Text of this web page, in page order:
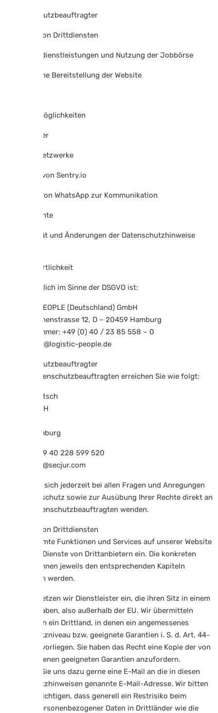
2 Datenschutzbeauftragter
3 Einsatz von Drittdiensten
4 Personaldienstleistungen und Nutzung der Jobbörse
5 Technische Bereitstellung der Website
7 Kontaktmöglichkeiten
8 Newsletter
9 Soziale Netzwerke
10 Einsatz von Sentry.io
11 Einsatz von WhatsApp zur Kommunikation
12 Ihre Rechte
13 Aktualität und Änderungen der Datenschutzhinweise
1 Verantwortlichkeit
Verantwortlich im Sinne der DSGVO ist:
LOGISTIC PEOPLE (Deutschland) GmbH
Erste Brunnenstrasse 12, D – 20459 Hamburg
Telefonnummer: +49 (0) 40 / 23 85 558 – 0
E-Mail: info@logistic-people.de
2 Datenschutzbeauftragter
Unsere Datenschutzbeauftragten erreichen Sie wie folgt:
Niklas Hanitsch
secjur GmbH
20459 Hamburg
Telefon: +49 40 228 599 520
E-Mail: dsb@secjur.com
Sie können sich jederzeit bei allen Fragen und Anregungen
zum Datenschutz sowie zur Ausübung Ihrer Rechte direkt an
unsere Datenschutzbeauftragten wenden.
3 Einsatz von Drittdiensten
Für bestimmte Funktionen und Services auf unserer Website
setzen wir Dienste von Drittanbietern ein. Die konkreten
Dienste können jeweils den entsprechenden Kapiteln
entnommen werden.
Teilweise setzen wir Dienstleister ein, die ihren Sitz in einem
Drittland haben, also außerhalb der EU. Wir übermitteln
Daten nur in ein Drittland, in denen ein angemessenes
Datenschutzniveau bzw. geeignete Garantien i. S. d. Art. 44-
49 DSGVO vorliegen. Sie haben das Recht eine Kopie der von
uns getroffenen geeigneten Garantien anzufordern.
Schreiben Sie uns dazu gerne eine E-Mail an die in diesen
Datenschutzhinweisen genannte E-Mail-Adresse. Wir bitten
zu berücksichtigen, dass generell ein Restrisiko beim
Transfer personenbezogener Daten in Drittländer wie die